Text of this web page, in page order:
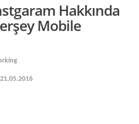
Hakkında
Mobile
21.05.2016